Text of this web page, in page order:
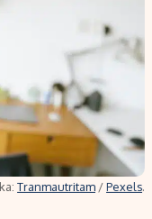
Tranmautritam /Pexels.